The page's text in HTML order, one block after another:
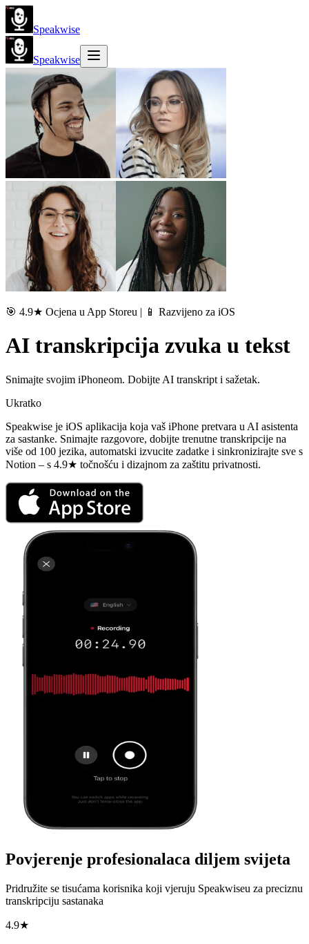
Speakwise
Speakwise
🎯 4.9★ Ocjena u App Storeu | 📱 Razvijeno za iOS
AI transkripcija zvuka u tekst
Snimajte svojim iPhoneom. Dobijte AI transkript i sažetak.
Ukratko
Speakwise je iOS aplikacija koja vaš iPhone pretvara u AI asistenta
za sastanke. Snimajte razgovore, dobijte trenutne transkripcije na
više od 100 jezika, automatski izvucite zadatke i sinkronizirajte sve s
Notion – s 4.9★ točnošću i dizajnom za zaštitu privatnosti.
Povjerenje profesionalaca diljem svijeta
Pridružite se tisućama korisnika koji vjeruju Speakwiseu za preciznu
transkripciju sastanaka
4.9★